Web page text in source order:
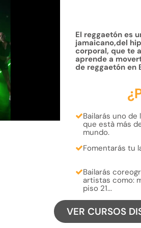
El reggaetón es
jamaicano,del
corporal, que te
aprende a
de reggaetón en
Bailarás uno de
que està más
mundo.
Fomentarás tu
Bailarás
artistas como:
piso 21...
VER CURSOS